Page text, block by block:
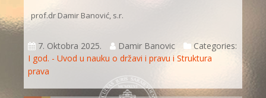
prof.dr Damir Banović, s.r.
7. Oktobra 2025. Damir Banovic
Categories:
I god. - Uvod u nauku o državi i pravu i Struktura
prava